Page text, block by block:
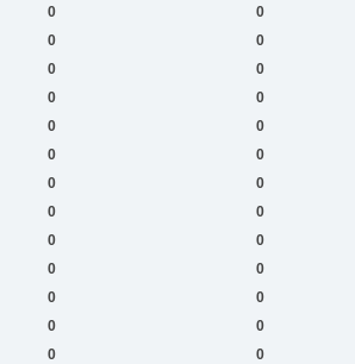
0
0
0
0
0
0
0
0
0
0
0
0
0
0
0
0
0
0
0
0
0
0
0
0
0
0